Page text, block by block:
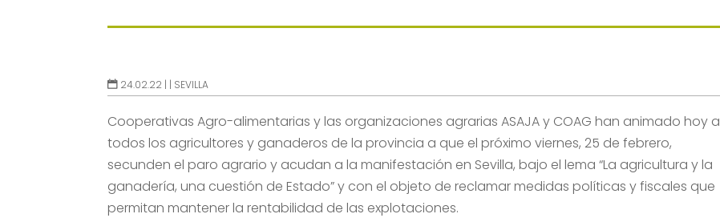
24.02.22 | | SEVILLA
Cooperativas Agro-alimentarias y las organizaciones agrarias ASAJA y COAG han animado hoy a
todos los agricultores y ganaderos de la provincia a que el próximo viernes, 25 de febrero,
secunden el paro agrario y acudan a la manifestación en Sevilla, bajo el lema “La agricultura y la
ganadería, una cuestión de Estado” y con el objeto de reclamar medidas políticas y fiscales que
permitan mantener la rentabilidad de las explotaciones.